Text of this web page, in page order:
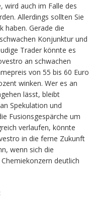
wird auch im Falle des
Allerdings sollten Sie
haben. Gerade die
Konjunktur und
Trader könnte es
an schwachen
von 55 bis 60 Euro
winken. Wer es an
lässt, bleibt
Spekulation und
Fusionsgespärche um
verlaufen, könnte
in die ferne Zukunft
wenn sich die
deutlich